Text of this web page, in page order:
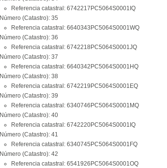
Referencia catastral: 6742217PC5064S0001IQ
Número (Catastro): 35
Referencia catastral: 6640343PC5064S0001WQ
Número (Catastro): 36
Referencia catastral: 6742218PC5064S0001JQ
Número (Catastro): 37
Referencia catastral: 6640342PC5064S0001HQ
Número (Catastro): 38
Referencia catastral: 6742219PC5064S0001EQ
Número (Catastro): 39
Referencia catastral: 6340746PC5064S0001MQ
Número (Catastro): 40
Referencia catastral: 6742220PC5064S0001IQ
Número (Catastro): 41
Referencia catastral: 6340745PC5064S0001FQ
Número (Catastro): 42
Referencia catastral: 6541926PC5064S0001OQ